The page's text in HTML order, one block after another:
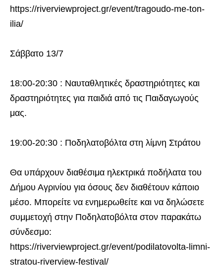
https://riverviewproject.gr/event/tragoudo-me-ton-
ilia/
Σάββατο 13/7
18:00-20:30 : Ναυταθλητικές δραστηριότητες και
δραστηριότητες για παιδιά από τις Παιδαγωγούς
μας.
19:00-20:30 : Ποδηλατοβόλτα στη λίμνη Στράτου
Θα υπάρχουν διαθέσιμα ηλεκτρικά ποδήλατα του
Δήμου Αγρινίου για όσους δεν διαθέτουν κάποιο
μέσο. Μπορείτε να ενημερωθείτε και να δηλώσετε
συμμετοχή στην Ποδηλατοβόλτα στον παρακάτω
σύνδεσμο:
https://riverviewproject.gr/event/podilatovolta-limni-
stratou-riverview-festival/